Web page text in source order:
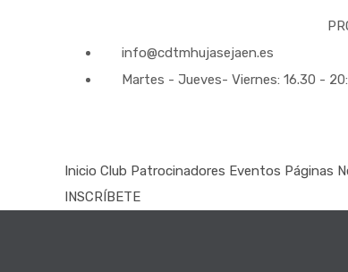
info@cdtmhujasejaen.es
Martes - Jueves- Viernes: 16.30 -
Inicio Club Patrocinadores Eventos Páginas
INSCRÍBETE